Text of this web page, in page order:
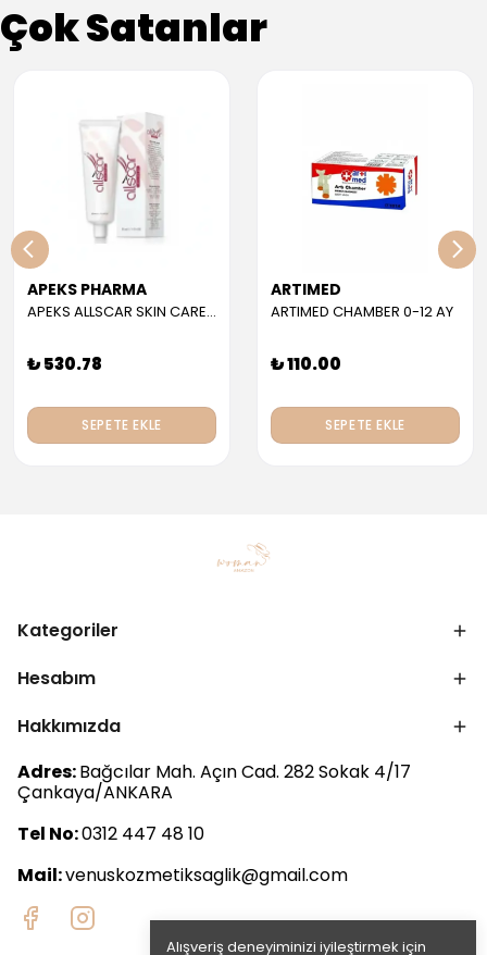
Alışveriş deneyiminizi iyileştirmek için
Çok Satanlar
APEKS PHARMA
APEKS ALLSCAR SKIN CARE GEL 30 ML
₺ 530.78
SEPETE EKLE
ARTIMED
ARTIMED CHAMBER 0-12 AY
₺ 110.00
SEPETE EKLE
Kategoriler
Hesabım
Hakkımızda
Adres:Bağcılar Mah. Açın Cad. 282 Sokak 4/17
Çankaya/ANKARA
Tel No:0312 447 48 10
Mail:venuskozmetiksaglik@gmail.com